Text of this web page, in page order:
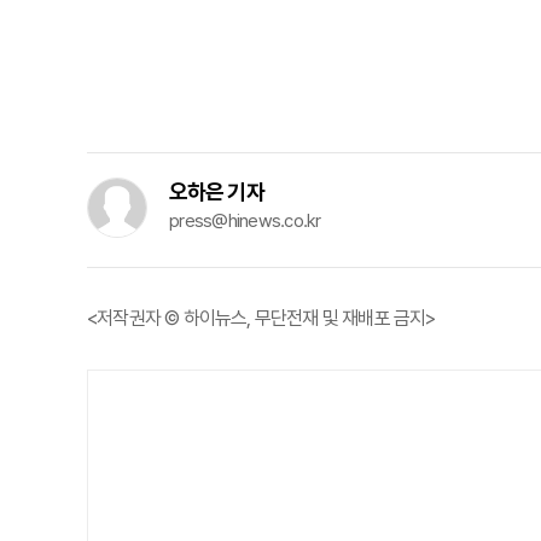
오하은 기자
press@hinews.co.kr
<저작권자 © 하이뉴스, 무단전재 및 재배포 금지>